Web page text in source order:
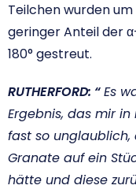
Teilchen wurden
geringer Anteil der
180° gestreut.
RUTHERFORD: “Es
Ergebnis, das mir
fast so unglaublich,
Granate auf ein
hätte und diese